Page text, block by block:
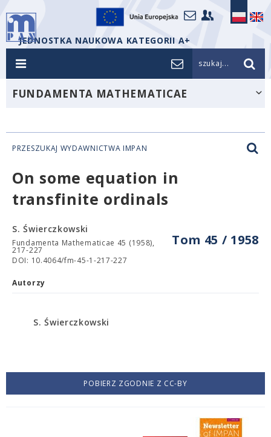
JEDNOSTKA NAUKOWA KATEGORII A+
szukaj...
FUNDAMENTA MATHEMATICAE
PRZESZUKAJ WYDAWNICTWA IMPAN
On some equation in
transfinite ordinals
Tom 45 / 1958
S. Świerczkowski
Fundamenta Mathematicae 45 (1958),
217-227
DOI: 10.4064/fm-45-1-217-227
Autorzy
S. Świerczkowski
POBIERZ ZGODNIE Z CC-BY